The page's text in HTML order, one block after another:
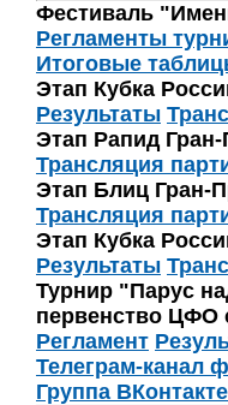
Фестиваль
Регламенты
Итоговые
Этап Кубка
Результаты
Этап Рапид
Трансляция
Этап Блиц Гран-
Трансляция
Этап Кубка
Результаты
Турнир "Парус
первенство ЦФО
Регламент
Телеграм-канал
Группа